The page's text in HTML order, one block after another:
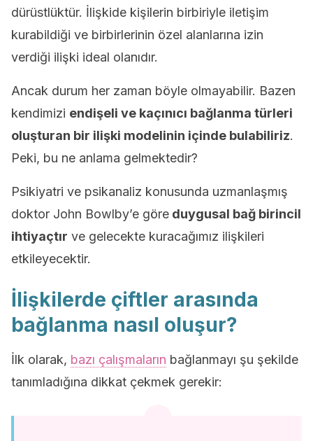
dürüstlüktür. İlişkide kişilerin birbiriyle iletişim
kurabildiği ve birbirlerinin özel alanlarına izin
verdiği ilişki ideal olanıdır.
Ancak durum her zaman böyle olmayabilir. Bazen
kendimizi endişeli ve kaçınıcı bağlanma türleri
oluşturan bir ilişki modelinin içinde bulabiliriz.
Peki, bu ne anlama gelmektedir?
Psikiyatri ve psikanaliz konusunda uzmanlaşmış
doktor John Bowlby’e göre duygusal bağ birincil
ihtiyaçtır ve gelecekte kuracağımız ilişkileri
etkileyecektir.
İlişkilerde çiftler arasında
bağlanma nasıl oluşur?
İlk olarak, bazı çalışmaların bağlanmayı şu şekilde
tanımladığına dikkat çekmek gerekir: